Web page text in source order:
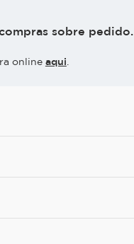
sobre pedido.
online aqui